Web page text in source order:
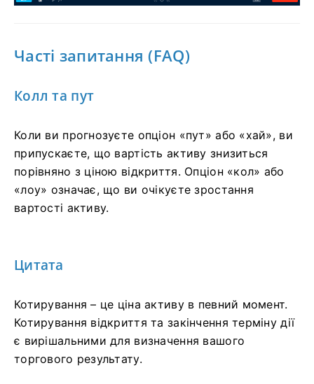
Часті запитання (FAQ)
Колл та пут
Коли ви прогнозуєте опціон «пут» або «хай», ви
припускаєте, що вартість активу знизиться
порівняно з ціною відкриття. Опціон «кол» або
«лоу» означає, що ви очікуєте зростання
вартості активу.
Цитата
Котирування – це ціна активу в певний момент.
Котирування відкриття та закінчення терміну дії
є вирішальними для визначення вашого
торгового результату.